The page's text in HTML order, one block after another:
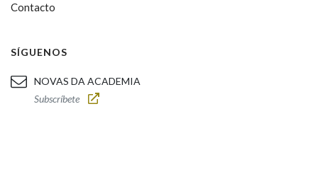
Contacto
SÍGUENOS
NOVAS DA ACADEMIA
Subscríbete